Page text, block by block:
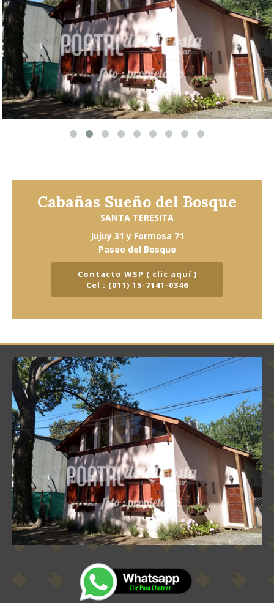
Cabañas Sueño del Bosque
SANTA TERESITA
Jujuy 31 y Formosa 71
Paseo del Bosque
Contacto WSP ( clic aquí )
Cel : (011) 15-7141-0346